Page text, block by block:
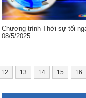
Chương trình Thời sự tối
08/5/2025
12 13 14 15 16